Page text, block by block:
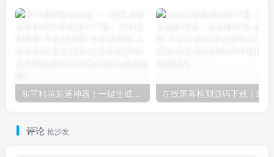
和平精英装逼神器！一键生成彩色字体代码单页源码下载｜手机电脑即用-卓创源码网
评论 抢沙发